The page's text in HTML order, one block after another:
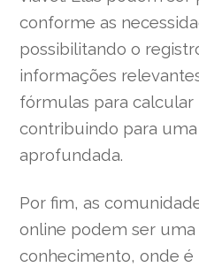
conforme as
possibilitando o
informações
fórmulas para calcular
contribuindo para uma
aprofundada.
Por fim, as
online podem ser
conhecimento, onde é